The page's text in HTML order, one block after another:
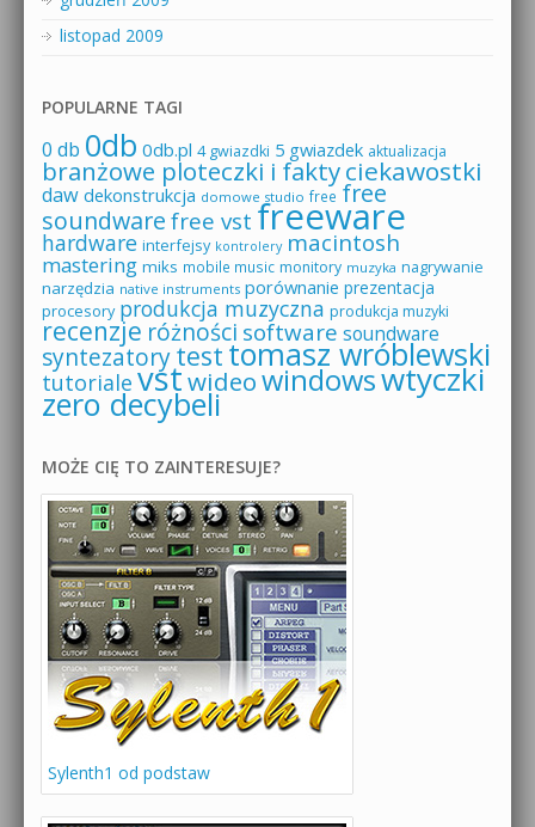
listopad 2009
POPULARNE TAGI
0 db 0db 0db.pl 4 gwiazdki 5 gwiazdek aktualizacja
branżowe ploteczki i faktyciekawostki
daw dekonstrukcja domowe studio free free
soundware free vst freeware
hardware interfejsy kontrolery macintosh
mastering miks mobile music monitory muzyka nagrywanie
narzędzia native instruments porównanie prezentacja
procesory produkcja muzyczna produkcja muzyki
recenzje różności software soundware
syntezatorytesttomasz wróblewski
tutoriale vstwideowindowswtyczki
zero decybeli
MOŻE CIĘ TO ZAINTERESUJE?
Sylenth1 od podstaw